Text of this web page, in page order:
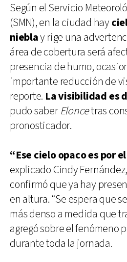
Según el Servicio
(SMN), en la ciudad hay
nieblay rige una
área de cobertura será
presencia de humo,
importante reducción de
reporte. La visibilidad es
pudo saber Eloncetras
pronosticador.
“Ese cielo opaco es por
explicado Cindy
confirmó que ya hay
en altura. “Se espera que
más denso a medida que
agregó sobre el fenómeno
durante toda la jornada.